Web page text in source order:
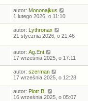
autor: Mononajkus
1 lutego 2026, o 11:10
autor: Lythronax
21 stycznia 2026, o 21:46
autor: Ag.Ent
17 września 2025, o 17:11
autor: szerman
17 września 2025, o 12:28
autor: Piotr B.
16 września 2025, o 05:07